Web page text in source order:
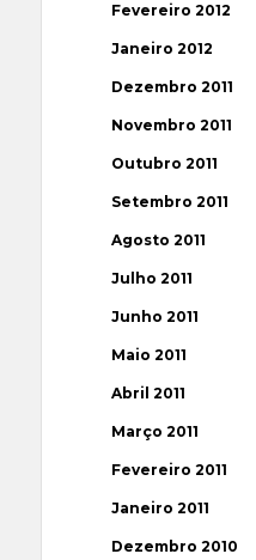
Fevereiro 2012
Janeiro 2012
Dezembro 2011
Novembro 2011
Outubro 2011
Setembro 2011
Agosto 2011
Julho 2011
Junho 2011
Maio 2011
Abril 2011
Março 2011
Fevereiro 2011
Janeiro 2011
Dezembro 2010